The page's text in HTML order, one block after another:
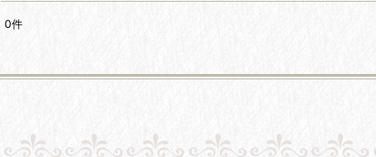
0件
人形・人物 (すべての商品を表示)